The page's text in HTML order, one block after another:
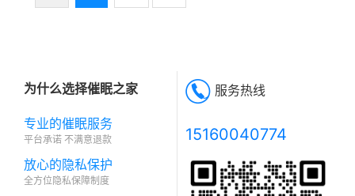
为什么选择催眠之家
专业的催眠服务
平台承诺 不满意退款
放心的隐私保护
全方位隐私保障制度
服务热线
15160040774